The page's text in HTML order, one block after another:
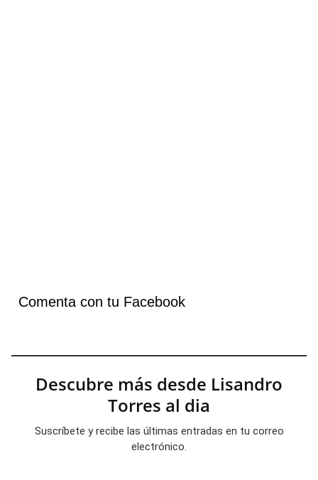
Comenta con tu Facebook
Descubre más desde Lisandro
Torres al dia
Suscríbete y recibe las últimas entradas en tu correo
electrónico.